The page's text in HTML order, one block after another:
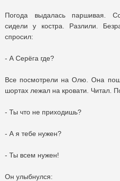
Погода выдалась паршивая.
сидели у костра. Разлили.
спросил:
- А Серёга где?
Все посмотрели на Олю. Она
шортах лежал на кровати. Читал.
- Ты что не приходишь?
- А я тебе нужен?
- Ты всем нужен!
Он улыбнулся: